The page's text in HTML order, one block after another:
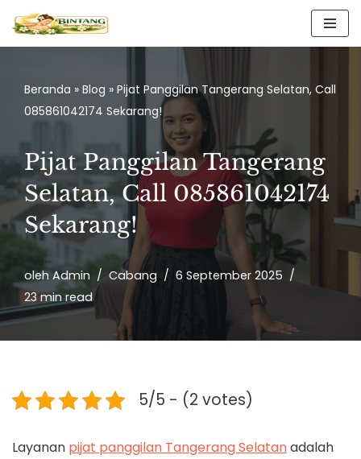
Lompat
konten
Beranda » Blog » Pijat Panggilan Tangerang Selatan, Call
085861042174 Sekarang!
Pijat Panggilan Tangerang
Selatan, Call 085861042174
Sekarang!
olehAdmin Cabang
6 September 2025
23 min read
5/5 - (2 votes)
Layanan pijat panggilan Tangerang Selatanadalah